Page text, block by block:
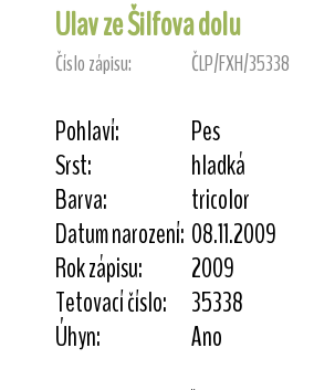
Ulav ze Šilfova dolu
Číslo zápisu: ČLP/FXH/35338
Pohlaví:
Pes
Srst:
hladká
Barva:
tricolor
Datum narození: 08.11.2009
Rok zápisu:
2009
Tetovací číslo:
35338
Úhyn:
Ano